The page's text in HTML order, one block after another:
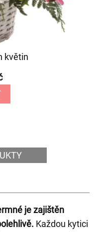
květin
je zajištěn
Každou kytici